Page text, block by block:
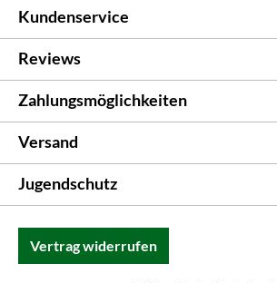
Kundenservice
Reviews
Zahlungsmöglichkeiten
Versand
Jugendschutz
Vertrag widerrufen